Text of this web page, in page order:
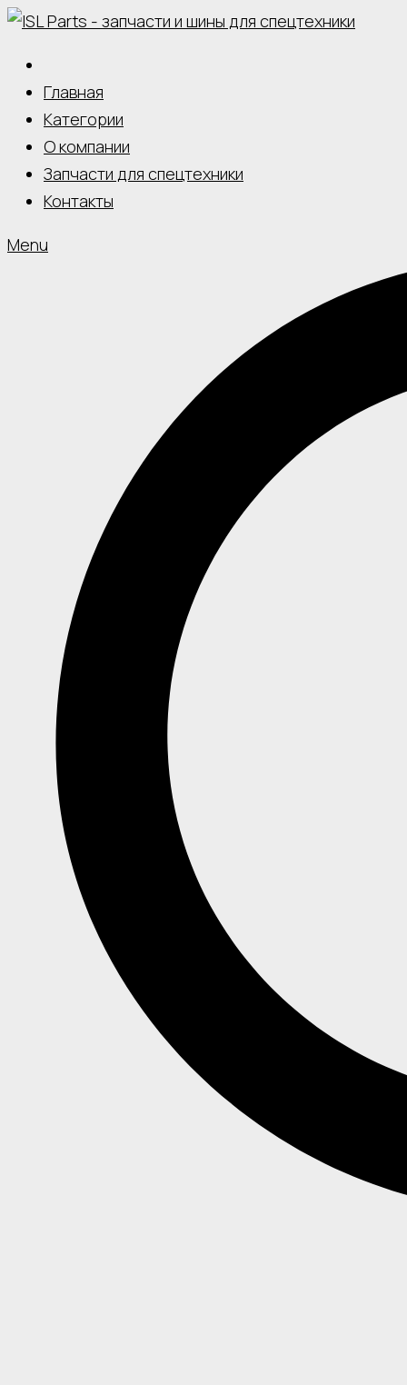
Skip
content
Главная
Категории
О компании
Запчасти для спецтехники
Контакты
Menu